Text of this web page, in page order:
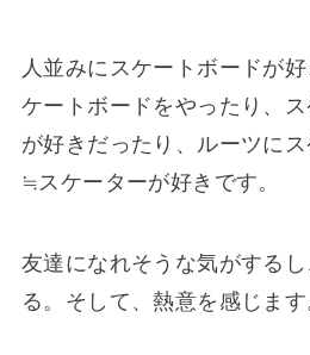
人並みにスケートボードが
ケートボードをやったり、
が好きだったり、ルーツに
≒スケーターが好きです。
友達になれそうな気がする
る。そして、熱意を感じます